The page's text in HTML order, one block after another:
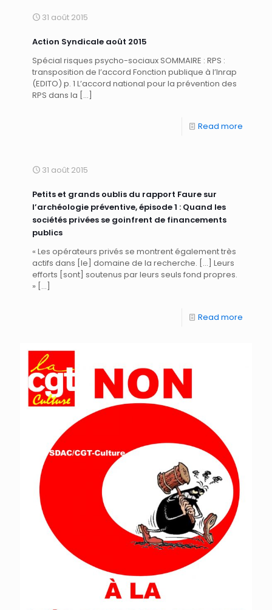
31 août 2015
Action Syndicale août 2015
Spécial risques psycho-sociaux SOMMAIRE : RPS :
transposition de l’accord Fonction publique à l’Inrap
(EDITO) p. 1 L’accord national pour la prévention des
RPS dans la […]
Read more
31 août 2015
Petits et grands oublis du rapport Faure sur
l’archéologie préventive, épisode 1 : Quand les
sociétés privées se goinfrent de financements
publics
« Les opérateurs privés se montrent également très
actifs dans [le] domaine de la recherche. […] Leurs
efforts [sont] soutenus par leurs seuls fond propres.
» […]
Read more